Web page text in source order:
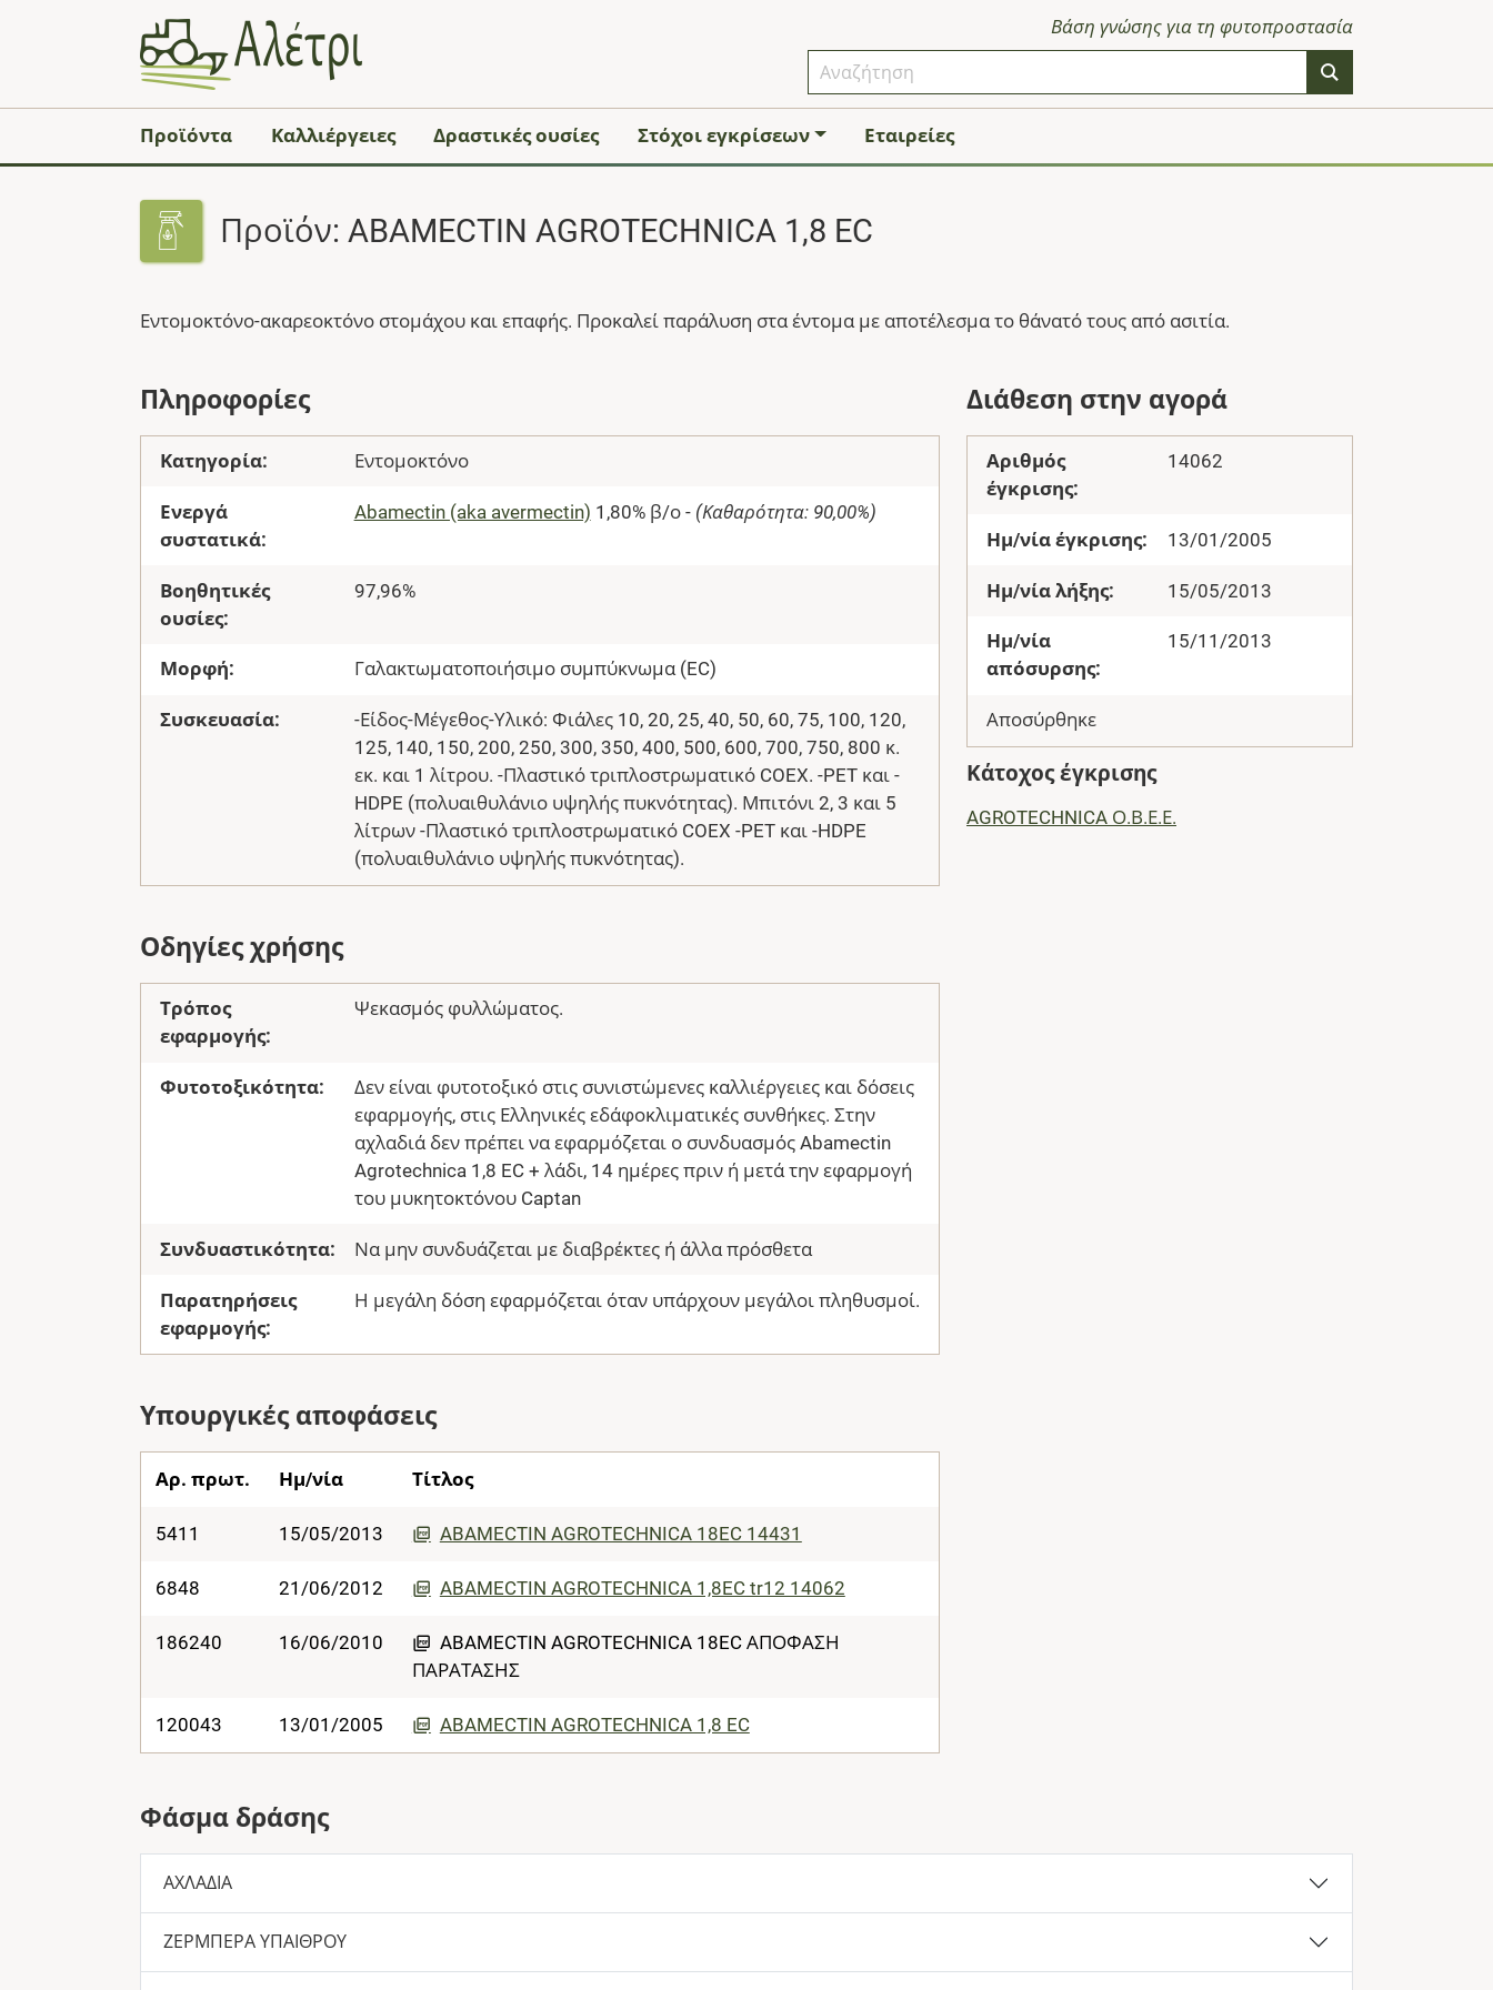
Βάση γνώσης για τη φυτοπροστασία
Προϊόντα Καλλιέργειες Δραστικές ουσίες Στόχοι εγκρίσεων Εταιρείες
Προϊόν: ABAMECTIN AGROTECHNICA 1,8 EC
Εντομοκτόνο-ακαρεοκτόνο στομάχου και επαφής. Προκαλεί παράλυση στα έντομα με αποτέλεσμα το θάνατό τους από ασιτία.
Πληροφορίες
Κατηγορία: Εντομοκτόνο
Ενεργά
συστατικά:
Abamectin (aka avermectin) 1,80% β/ο - (Καθαρότητα: 90,00%)
Βοηθητικές
ουσίες:
97,96%
Μορφή: Γαλακτωματοποιήσιμο συμπύκνωμα (EC)
Συσκευασία:
-Είδος-Μέγεθος-Υλικό: Φιάλες 10, 20, 25, 40, 50, 60, 75, 100, 120,
125, 140, 150, 200, 250, 300, 350, 400, 500, 600, 700, 750, 800 κ.
εκ. και 1 λίτρου. -Πλαστικό τριπλοστρωματικό COEX. -PET και -
HDPE (πολυαιθυλάνιο υψηλής πυκνότητας). Μπιτόνι 2, 3 και 5
λίτρων -Πλαστικό τριπλοστρωματικό COEX -PET και -HDPE
(πολυαιθυλάνιο υψηλής πυκνότητας).
Διάθεση στην αγορά
Αριθμός
έγκρισης:
14062
Ημ/νία έγκρισης: 13/01/2005
Ημ/νία λήξης: 15/05/2013
Ημ/νία
απόσυρσης:
15/11/2013
Αποσύρθηκε
Κάτοχος έγκρισης
AGROTECHNICA Ο.Β.Ε.Ε.
Οδηγίες χρήσης
Τρόπος
εφαρμογής:
Ψεκασμός φυλλώματος.
Φυτοτοξικότητα:
Δεν είναι φυτοτοξικό στις συνιστώμενες καλλιέργειες και δόσεις
εφαρμογής, στις Ελληνικές εδάφοκλιματικές συνθήκες. Στην
αχλαδιά δεν πρέπει να εφαρμόζεται ο συνδυασμός Abamectin
Agrotechnica 1,8 EC + λάδι, 14 ημέρες πριν ή μετά την εφαρμογή
του μυκητοκτόνου Captan
Συνδυαστικότητα: Να μην συνδυάζεται με διαβρέκτες ή άλλα πρόσθετα
Παρατηρήσεις
εφαρμογής:
Η μεγάλη δόση εφαρμόζεται όταν υπάρχουν μεγάλοι πληθυσμοί.
Υπουργικές αποφάσεις
Αρ. πρωτ. Ημ/νία Τίτλος
5411 15/05/2013 ABAMECTIN AGROTECHNICA 18EC 14431
6848 21/06/2012 ABAMECTIN AGROTECHNICA 1,8EC tr12 14062
186240 16/06/2010
ABAMECTIN AGROTECHNICA 18EC ΑΠΟΦΑΣΗ
ΠΑΡΑΤΑΣΗΣ
120043 13/01/2005 ABAMECTIN AGROTECHNICA 1,8 EC
Φάσμα δράσης
ΑΧΛΑΔΙΑ
ΖΕΡΜΠΕΡΑ ΥΠΑΙΘΡΟΥ